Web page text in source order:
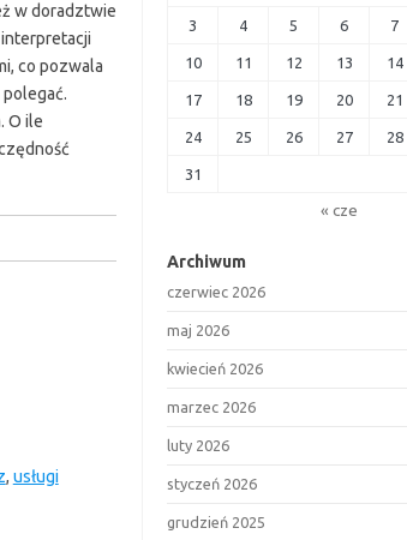
w doradztwie
co pozwala
O ile
, usługi
3 4 5 6 7
10 11 12 13 14
17 18 19 20 21
24 25 26 27 28
31
« cze
Archiwum
czerwiec 2026
maj 2026
kwiecień 2026
marzec 2026
luty 2026
styczeń 2026
grudzień 2025